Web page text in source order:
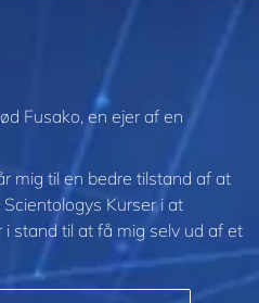
Fusako, en ejer af en
mig til en bedre tilstand af at
Scientologys Kurser i at
stand til at få mig selv ud af et